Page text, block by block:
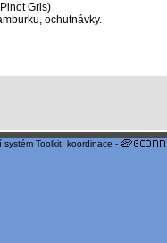
Gris)
ochutnávky.
Toolkit , koordinace -